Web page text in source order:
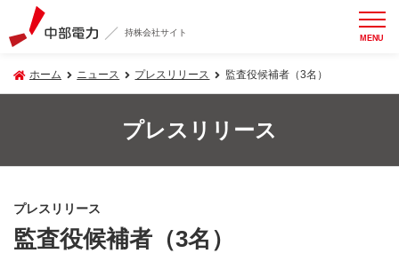
持株会社サイト MENU
ホーム ニュース プレスリリース 監査役候補者（3名）
プレスリリース
プレスリリース
監査役候補者（3名）